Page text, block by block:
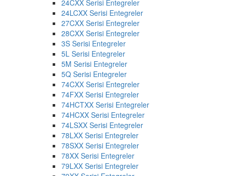
24CXX Serisi Entegreler
24LCXX Serisi Entegreler
27CXX Serisi Entegreler
28CXX Serisi Entegreler
3S Serisi Entegreler
5L Serisi Entegreler
5M Serisi Entegreler
5Q Serisi Entegreler
74CXX Serisi Entegreler
74FXX Serisi Entegreler
74HCTXX Serisi Entegreler
74HCXX Serisi Entegreler
74LSXX Serisi Entegreler
78LXX Serisi Entegreler
78SXX Serisi Entegreler
78XX Serisi Entegreler
79LXX Serisi Entegreler